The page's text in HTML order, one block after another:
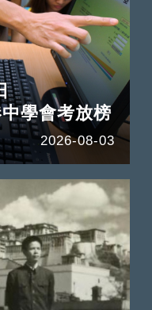
學會考放榜
2026-08-03